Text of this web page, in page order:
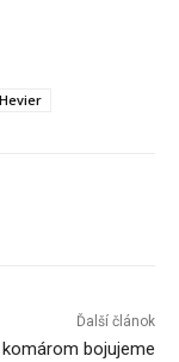
Ďalší článok
bojujeme